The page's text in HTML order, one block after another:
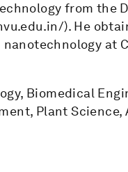
from the
). He
at
Biomedical
Plant Science,